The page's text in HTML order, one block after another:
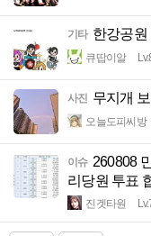
기타 한강공원
큐땁이알
사진 무지개
오늘도피씨방
이슈 260808
리당원 투표
진겟타원